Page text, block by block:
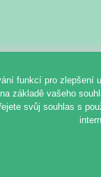
funkcí pro zlepšení
základě vašeho
svůj souhlas s